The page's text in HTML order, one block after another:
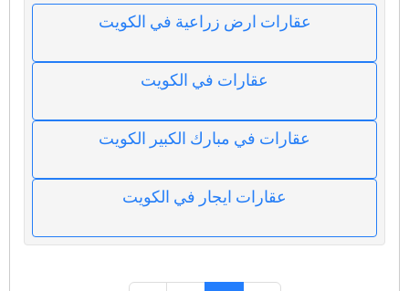
عقارات ارض زراعية في الكويت
عقارات في الكويت
عقارات في مبارك الكبير الكويت
عقارات ايجار في الكويت